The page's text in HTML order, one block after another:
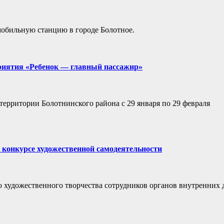
станцию в городе Болотное.
«Ребенок — главный пассажир»
Болотнинского района с 29 января по 29 февраля
художественной самодеятельности
творчества сотрудников органов внутренних